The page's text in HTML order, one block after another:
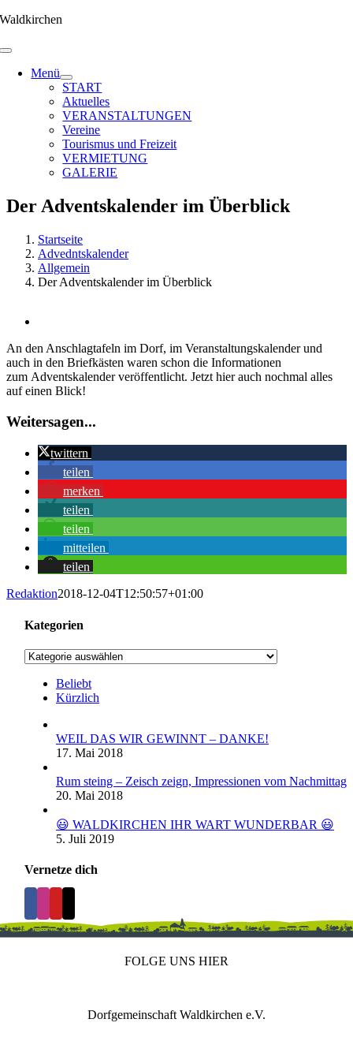
Zum
springen
Waldkirchen
Menü
START
Aktuelles
VERANSTALTUNGEN
Vereine
Tourismus und Freizeit
VERMIETUNG
GALERIE
Der Adventskalender im Überblick
Startseite
Advedntskalender
Allgemein
Der Adventskalender im Überblick
Bild
An den Anschlagtafeln im Dorf, im Veranstaltungskalender und
auch in den Briefkästen waren schon die Informationen
zum Adventskalender veröffentlicht. Jetzt hier auch nochmal alles
auf einen Blick!
Weitersagen...
twittern
teilen
merken
teilen
teilen
mitteilen
teilen
Redaktion2018-12-04T12:50:57+01:00
Kategorien
Kategorien
Beliebt
Kürzlich
WEIL DAS WIR GEWINNT – DANKE!
17. Mai 2018
Rum steing – Zeisch zeign, Impressionen vom Nachmittag
20. Mai 2018
😃 WALDKIRCHEN IHR WART WUNDERBAR 😃
5. Juli 2019
Vernetze dich
FOLGE UNS HIER
Dorfgemeinschaft Waldkirchen e.V.